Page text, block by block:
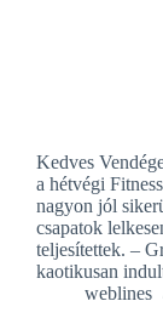
Kedves
a hétvégi
nagyon jól
csapatok
teljesítettek. –
kaotikusan
weblines